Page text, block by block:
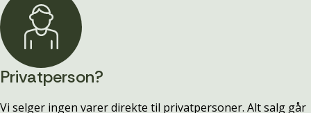
Privatperson?
Vi selger ingen varer direkte til privatpersoner. Alt salg går